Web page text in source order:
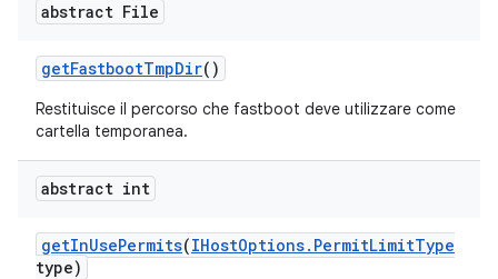
abstract File
getFastbootTmpDir()
Restituisce il percorso che fastboot deve utilizzare come
cartella temporanea.
abstract int
getInUsePermits(IHostOptions. PermitLimitType
type)